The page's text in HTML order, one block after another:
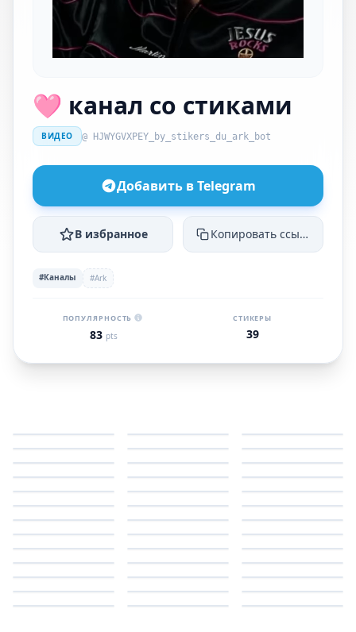
🩷 канал со стиками
ВИДЕО @ HJWYGVXPEY_by_stikers_du_ark_bot
Добавить в Telegram
В избранное Копировать ссылку
#Каналы #Ark
ПОПУЛЯРНОСТЬ
83 pts
СТИКЕРЫ
39